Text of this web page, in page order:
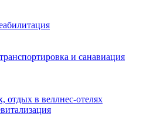
и санавиация
отдых в веллнес-отелях